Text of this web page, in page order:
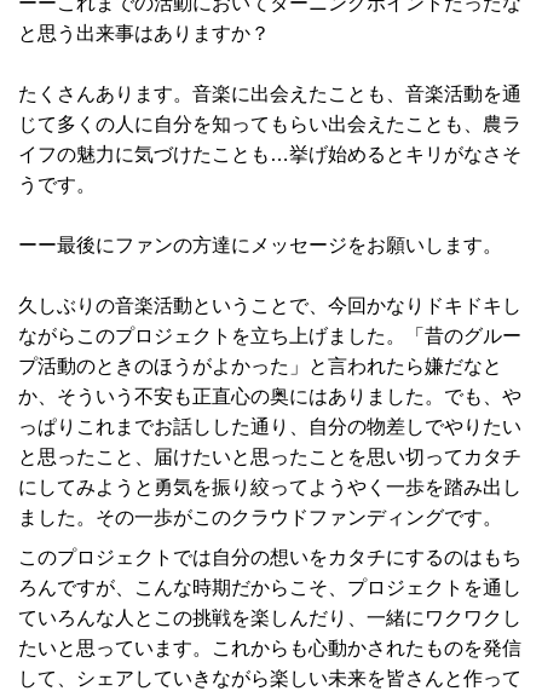
と思う出来事はありますか？
たくさんあります。音楽に出会えたことも、音楽活動を通
じて多くの人に自分を知ってもらい出会えたことも、農ラ
イフの魅力に気づけたことも…挙げ始めるとキリがなさそ
うです。
ーー最後にファンの方達にメッセージをお願いします。
久しぶりの音楽活動ということで、今回かなりドキドキし
ながらこのプロジェクトを立ち上げました。「昔のグルー
プ活動のときのほうがよかった」と言われたら嫌だなと
か、そういう不安も正直心の奥にはありました。でも、や
っぱりこれまでお話しした通り、自分の物差しでやりたい
と思ったこと、届けたいと思ったことを思い切ってカタチ
にしてみようと勇気を振り絞ってようやく一歩を踏み出し
ました。その一歩がこのクラウドファンディングです。
このプロジェクトでは自分の想いをカタチにするのはもち
ろんですが、こんな時期だからこそ、プロジェクトを通し
ていろんな人とこの挑戦を楽しんだり、一緒にワクワクし
たいと思っています。これからも心動かされたものを発信
して、シェアしていきながら楽しい未来を皆さんと作って